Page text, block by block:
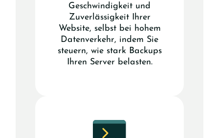
Geschwindigkeit und
Zuverlässigkeit Ihrer
Website, selbst bei hohem
Datenverkehr, indem Sie
steuern, wie stark Backups
Ihren Server belasten.